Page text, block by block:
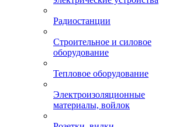
Радиостанции
Строительное и силовое
оборудование
Тепловое оборудование
Электроизоляционные
материалы, войлок